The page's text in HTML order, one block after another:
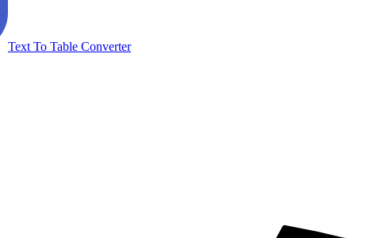
Text To Table Converter